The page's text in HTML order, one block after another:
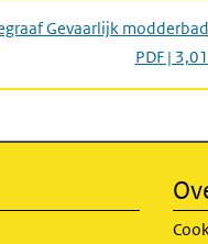
Gevaarlijk modderbad
PDF |